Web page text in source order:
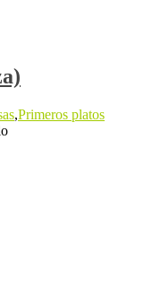
,Primeros platos